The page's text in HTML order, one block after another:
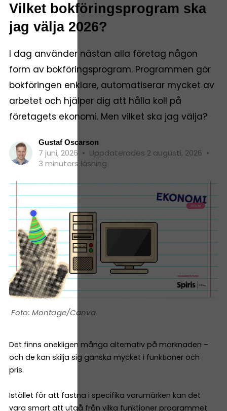
Vilket bokföringsprogram ska
jag välja 2026?
I dag använder nästan alla företag någon
form av bokföringsprogram. Programmen gör
bokföringen enklare, automatiserar mycket av
arbetet och hjälper dig att hålla koll på
företagets ekonomi. Men vilket ska jag välja?
Gustaf Oscarson
7 juni, 2026 • Uppdaterades 2 augusti, 2026 •
3 minuters läsning
Montage/Canva
Det finns onekligen många alternativ på marknaden –
och de kan skilja sig ganska mycket i funktioner och
pris.
Istället för att fastna i specifika varumärken kan det
vara smart att utgå från vilka funktioner programmet